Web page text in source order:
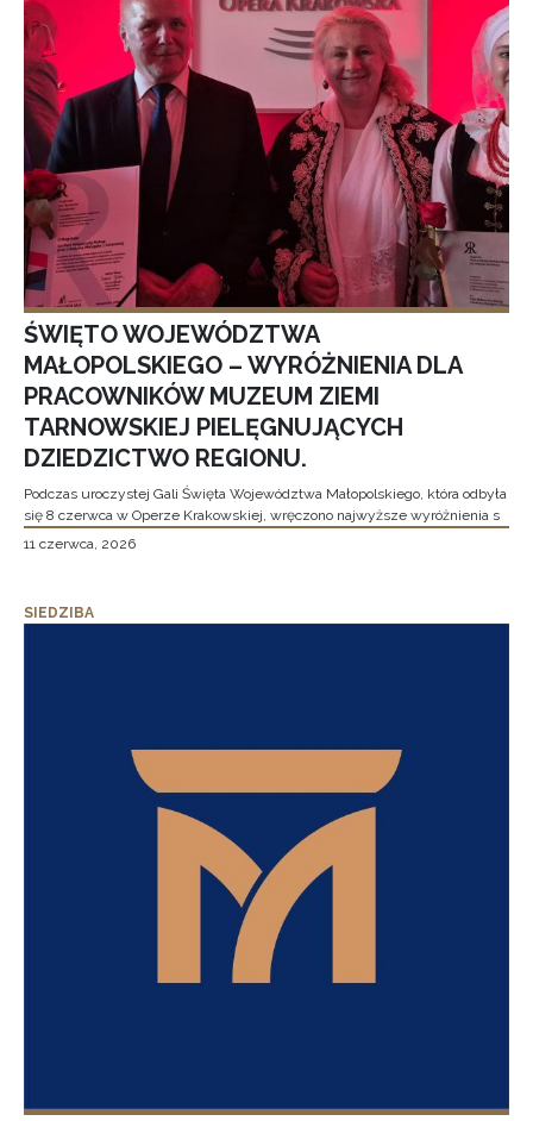
ŚWIĘTO WOJEWÓDZTWA
MAŁOPOLSKIEGO – WYRÓŻNIENIA DLA
PRACOWNIKÓW MUZEUM ZIEMI
TARNOWSKIEJ PIELĘGNUJĄCYCH
DZIEDZICTWO REGIONU.
Podczas uroczystej Gali Święta Województwa Małopolskiego, która odbyła
się 8 czerwca w Operze Krakowskiej, wręczono najwyższe wyróżnienia s
11 czerwca, 2026
SIEDZIBA